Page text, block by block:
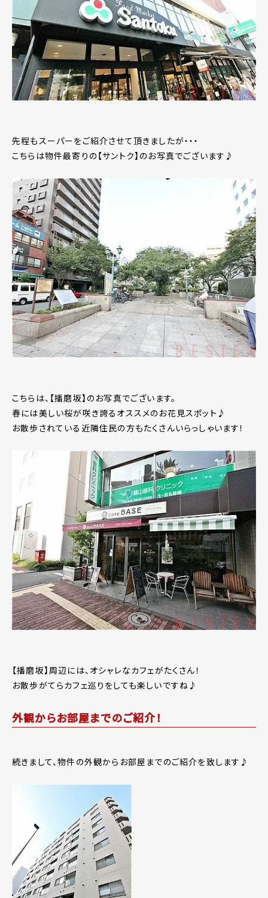
先程もスーパーをご紹介させて頂きましたが・・・
こちらは物件最寄りの【サントク】のお写真でございます♪
こちらは、【播磨坂】のお写真でございます。
春には美しい桜が咲き誇るオススメのお花見スポット♪
お散歩されている近隣住民の方もたくさんいらっしゃいます！
【播磨坂】周辺には、オシャレなカフェがたくさん！
お散歩がてらカフェ巡りをしても楽しいですね♪
外観からお部屋までのご紹介！
続きまして、物件の外観からお部屋までのご紹介を致します♪